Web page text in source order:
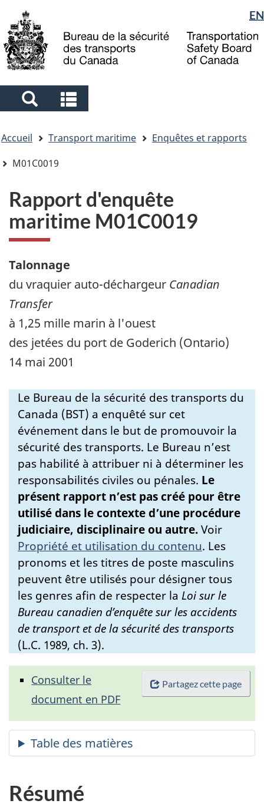
to
main
to
"About
government"
à
la
Sélection
de
la
langue
EN
Search
and
menus
and
menus
êtes
ici
Accueil Transport maritime
Enquêtes et rapports
M01C0019
Rapport d'enquête
maritime M01C0019
Talonnage
du vraquier auto-déchargeur Canadian
Transfer
à 1,25 mille marin à l'ouest
des jetées du port de Goderich (Ontario)
14 mai 2001
Le Bureau de la sécurité des transports du
Canada (BST) a enquêté sur cet
événement dans le but de promouvoir la
sécurité des transports. Le Bureau n’est
pas habilité à attribuer ni à déterminer les
responsabilités civiles ou pénales. Le
présent rapport n’est pas créé pour être
utilisé dans le contexte d’une procédure
judiciaire, disciplinaire ou autre.Voir
Propriété et utilisation du contenu. Les
pronoms et les titres de poste masculins
peuvent être utilisés pour désigner tous
les genres afin de respecter la Loi sur le
Bureau canadien d’enquête sur les accidents
de transport et de la sécurité des transports
(L.C. 1989, ch. 3).
Partagez cette page
Consulter le
document en PDF
Résumé